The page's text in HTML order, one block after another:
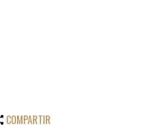
COMPARTIR